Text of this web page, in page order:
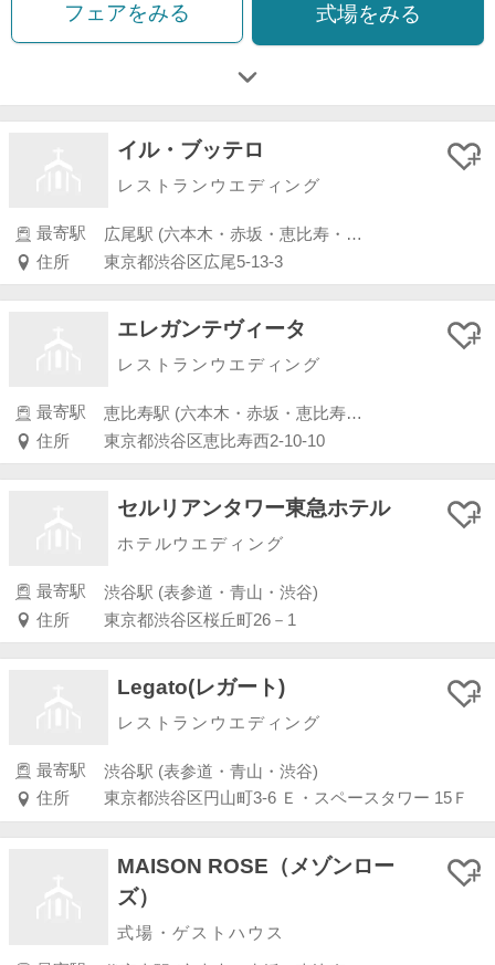
フェアをみる 式場をみる
イル・ブッテロ
レストランウエディング
最寄駅
広尾駅 (六本木・赤坂・恵比寿・白金)
住所
東京都渋谷区広尾5-13-3
エレガンテヴィータ
レストランウエディング
最寄駅
恵比寿駅 (六本木・赤坂・恵比寿・白金)
住所
東京都渋谷区恵比寿西2-10-10
セルリアンタワー東急ホテル
ホテルウエディング
最寄駅
渋谷駅 (表参道・青山・渋谷)
住所
東京都渋谷区桜丘町26－1
Legato(レガート)
レストランウエディング
最寄駅
渋谷駅 (表参道・青山・渋谷)
住所
東京都渋谷区円山町3-6 Ｅ・スペースタワー 15Ｆ
MAISON ROSE（メゾンロー
ズ）
式場・ゲストハウス